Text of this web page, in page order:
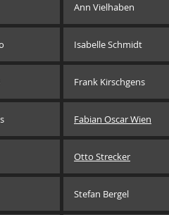
Ann Vielhaben
Isabelle Schmidt
Frank Kirschgens
Fabian Oscar Wien
Otto Strecker
Stefan Bergel